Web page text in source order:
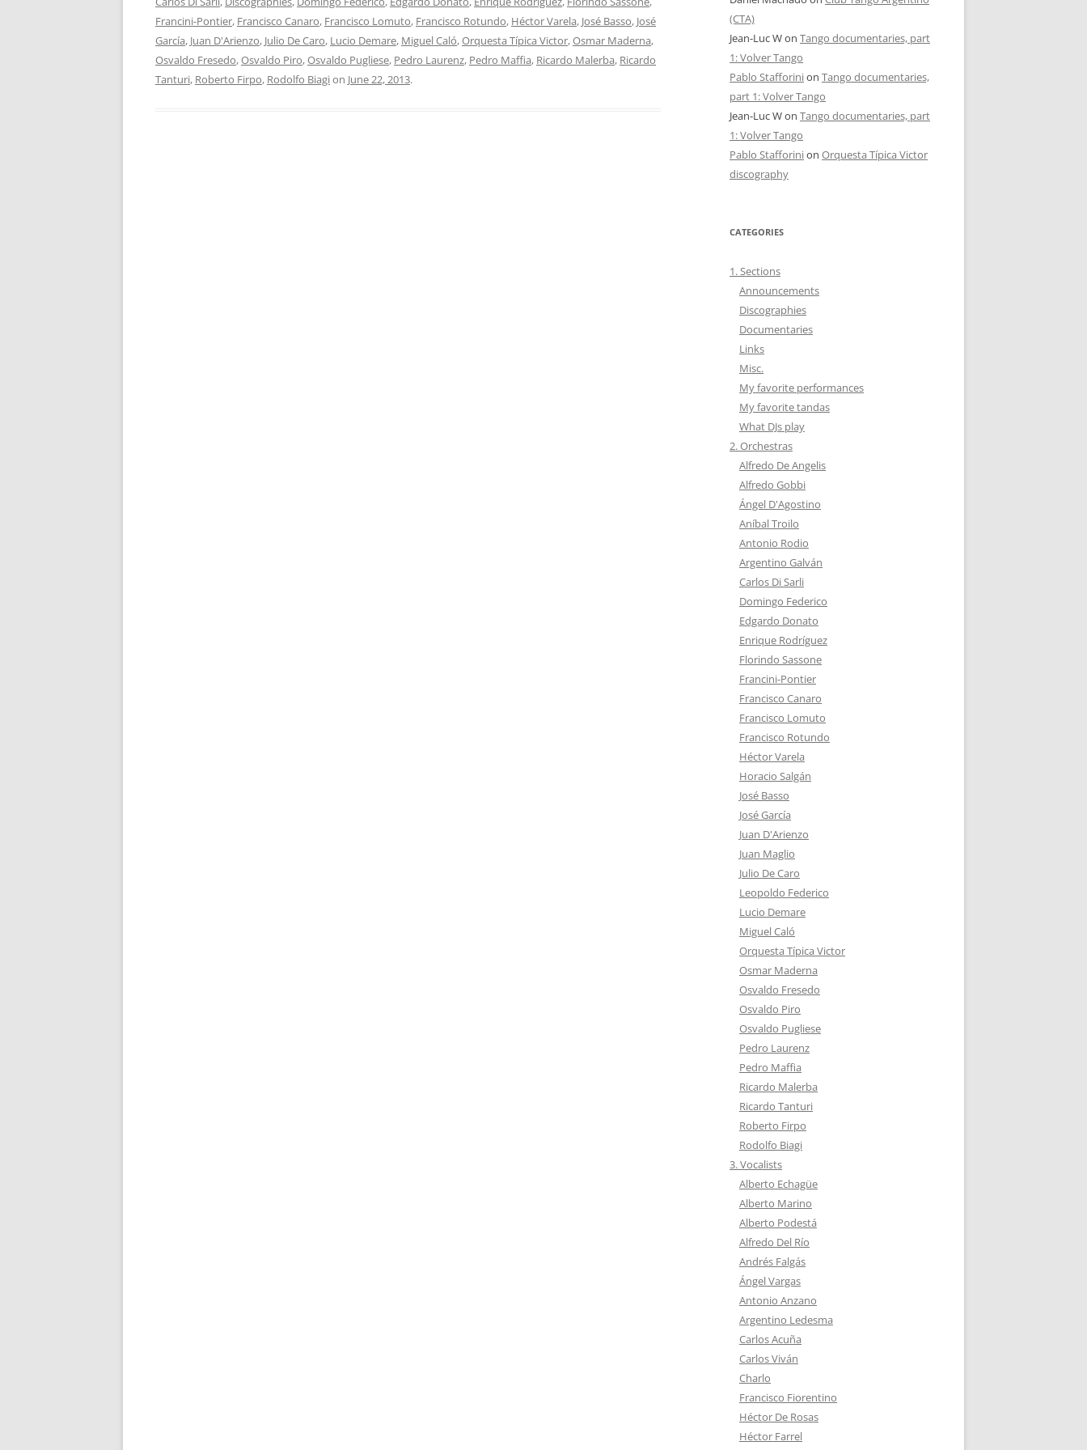
MUSIC HALL
OBRA COMPLETA EN RCA
OTHER CDS
Francini-Pontier, Francisco Canaro, Francisco Lomuto, Francisco Rotundo, Héctor Varela, José Basso, José
García, Juan D'Arienzo, Julio De Caro, Lucio Demare, Miguel Caló,Orquesta Típica Victor,Osmar Maderna,
Osvaldo Fresedo,Osvaldo Piro,Osvaldo Pugliese, Pedro Laurenz, Pedro Maffia, Ricardo Malerba, Ricardo
Tanturi, Roberto Firpo, Rodolfo Biagion June 22, 2013.
(CTA)
Jean-Luc Won Tango documentaries, part
1: Volver Tango
Pablo Stafforinion Tango documentaries,
part 1: Volver Tango
Jean-Luc Won Tango documentaries, part
1: Volver Tango
Pablo Stafforinion Orquesta Típica Victor
discography
CATEGORIES
1. Sections
Announcements
Discographies
Documentaries
Links
Misc.
My favorite performances
My favorite tandas
What DJs play
2. Orchestras
Alfredo De Angelis
Alfredo Gobbi
Ángel D'Agostino
Aníbal Troilo
Antonio Rodio
Argentino Galván
Carlos Di Sarli
Domingo Federico
Edgardo Donato
Enrique Rodríguez
Florindo Sassone
Francini-Pontier
Francisco Canaro
Francisco Lomuto
Francisco Rotundo
Héctor Varela
Horacio Salgán
José Basso
José García
Juan D'Arienzo
Juan Maglio
Julio De Caro
Leopoldo Federico
Lucio Demare
Miguel Caló
Orquesta Típica Victor
Osmar Maderna
Osvaldo Fresedo
Osvaldo Piro
Osvaldo Pugliese
Pedro Laurenz
Pedro Maffia
Ricardo Malerba
Ricardo Tanturi
Roberto Firpo
Rodolfo Biagi
3. Vocalists
Alberto Echagüe
Alberto Marino
Alberto Podestá
Alfredo Del Río
Andrés Falgás
Ángel Vargas
Antonio Anzano
Argentino Ledesma
Carlos Acuña
Carlos Viván
Charlo
Francisco Fiorentino
Héctor De Rosas
Héctor Farrel